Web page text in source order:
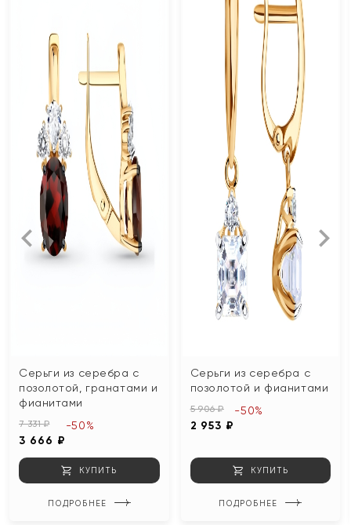
Серьги из серебра с
позолотой, гранатами и
фианитами
7 331 ₽
3 666 ₽
-50%
КУПИТЬ
ПОДРОБНЕЕ
Серьги из серебра с
позолотой и фианитами
5 906 ₽
2 953 ₽
-50%
КУПИТЬ
ПОДРОБНЕЕ